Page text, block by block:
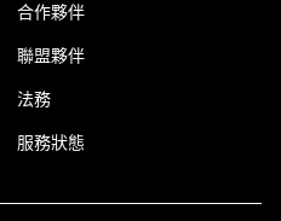
合作夥伴
聯盟夥伴
法務
服務狀態